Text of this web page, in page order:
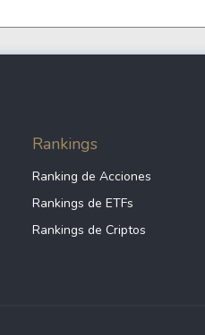
Rankings
Ranking de Acciones
Rankings de ETFs
Rankings de Criptos